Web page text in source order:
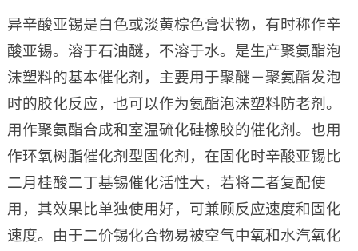
异辛酸亚锡是白色或淡黄棕色膏状物，有时称作辛
酸亚锡。溶于石油醚，不溶于水。是生产聚氨酯泡
沫塑料的基本催化剂，主要用于聚醚－聚氨酯发泡
时的胶化反应，也可以作为氨酯泡沫塑料防老剂。
用作聚氨酯合成和室温硫化硅橡胶的催化剂。也用
作环氧树脂催化剂型固化剂，在固化时辛酸亚锡比
二月桂酸二丁基锡催化活性大，若将二者复配使
用，其效果比单独使用好，可兼顾反应速度和固化
速度。由于二价锡化合物易被空气中氧和水汽氧化